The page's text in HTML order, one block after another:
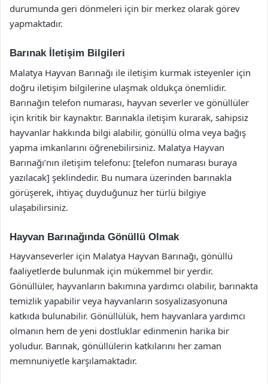
durumunda geri dönmeleri için bir merkez olarak görev
yapmaktadır.
Barınak İletişim Bilgileri
Malatya Hayvan Barınağı ile iletişim kurmak isteyenler için
doğru iletişim bilgilerine ulaşmak oldukça önemlidir.
Barınağın telefon numarası, hayvan severler ve gönüllüler
için kritik bir kaynaktır. Barınakla iletişim kurarak, sahipsiz
hayvanlar hakkında bilgi alabilir, gönüllü olma veya bağış
yapma imkanlarını öğrenebilirsiniz. Malatya Hayvan
Barınağı’nın iletişim telefonu: [telefon numarası buraya
yazılacak] şeklindedir. Bu numara üzerinden barınakla
görüşerek, ihtiyaç duyduğunuz her türlü bilgiye
ulaşabilirsiniz.
Hayvan Barınağında Gönüllü Olmak
Hayvanseverler için Malatya Hayvan Barınağı, gönüllü
faaliyetlerde bulunmak için mükemmel bir yerdir.
Gönüllüler, hayvanların bakımına yardımcı olabilir, barınakta
temizlik yapabilir veya hayvanların sosyalizasyonuna
katkıda bulunabilir. Gönüllülük, hem hayvanlara yardımcı
olmanın hem de yeni dostluklar edinmenin harika bir
yoludur. Barınak, gönüllülerin katkılarını her zaman
memnuniyetle karşılamaktadır.